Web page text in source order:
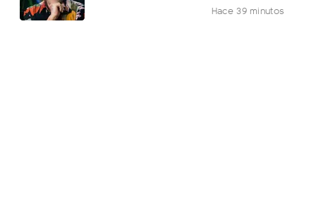
Hace 39 minutos